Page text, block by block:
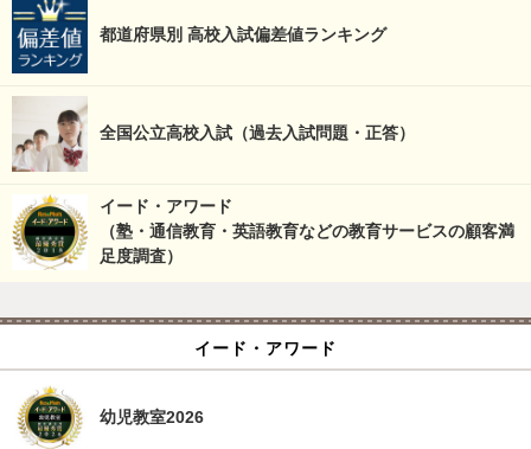
都道府県別 高校入試偏差値ランキング
全国公立高校入試（過去入試問題・正答）
イード・アワード
（塾・通信教育・英語教育などの教育サービスの顧客満
足度調査）
イード・アワード
幼児教室2026